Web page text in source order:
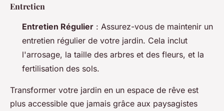
Entretien
Entretien Régulier : Assurez-vous de maintenir un
entretien régulier de votre jardin. Cela inclut
l'arrosage, la taille des arbres et des fleurs, et la
fertilisation des sols.
Transformer votre jardin en un espace de rêve est
plus accessible que jamais grâce aux paysagistes